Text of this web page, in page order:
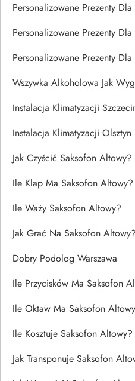
Personalizowane Prezenty
Personalizowane Prezenty Dla
Personalizowane Prezenty
Wszywka Alkoholowa Jak
Instalacja Klimatyzacji
Instalacja Klimatyzacji Olsztyn
Jak Czyścić Saksofon Altowy?
Ile Klap Ma Saksofon Altowy?
Ile Waży Saksofon Altowy?
Jak Grać Na Saksofon Altowy?
Dobry Podolog Warszawa
Ile Przycisków Ma Saksofon
Ile Oktaw Ma Saksofon
Ile Kosztuje Saksofon Altowy?
Jak Transponuje Saksofon